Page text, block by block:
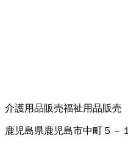
介護用品販売福祉用品販売
鹿児島県鹿児島市中町５－１